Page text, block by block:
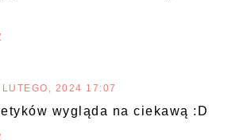
2024 17:07
wygląda na ciekawą :D